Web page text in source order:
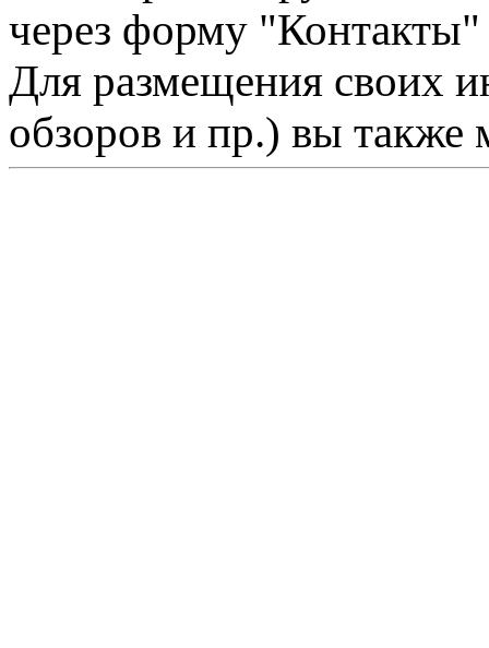
через форму "Контакты"
Для размещения своих
обзоров и пр.) вы также